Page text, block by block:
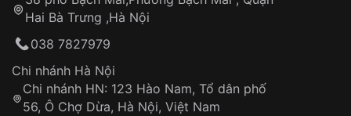
Hotline: 0585 215 215
Từ khóa SEO:
Tự ý sửa chữa
thống VNLUX
Hai Bà Trưng ,Hà Nội
038 7827979
Chi nhánh Hà Nội
Chi nhánh HN: 123 Hào Nam, Tổ dân phố
56, Ô Chợ Dừa, Hà Nội, Việt Nam